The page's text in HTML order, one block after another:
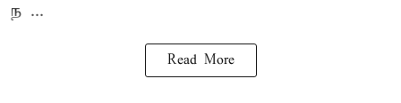
ந ...
Read More